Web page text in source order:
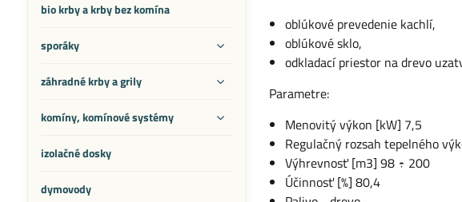
oblúkové prevedenie kachlí,
oblúkové sklo,
odkladací priestor na drevo
Parametre:
Menovitý výkon [kW] 7,5
Regulačný rozsah tepelného
Výhrevnosť [m3] 98 ÷ 200
Účinnosť [%] 80,4
bio krby a krby bez komína
sporáky
záhradné krby a grily
komíny, komínové systémy
izolačné dosky
dymovody